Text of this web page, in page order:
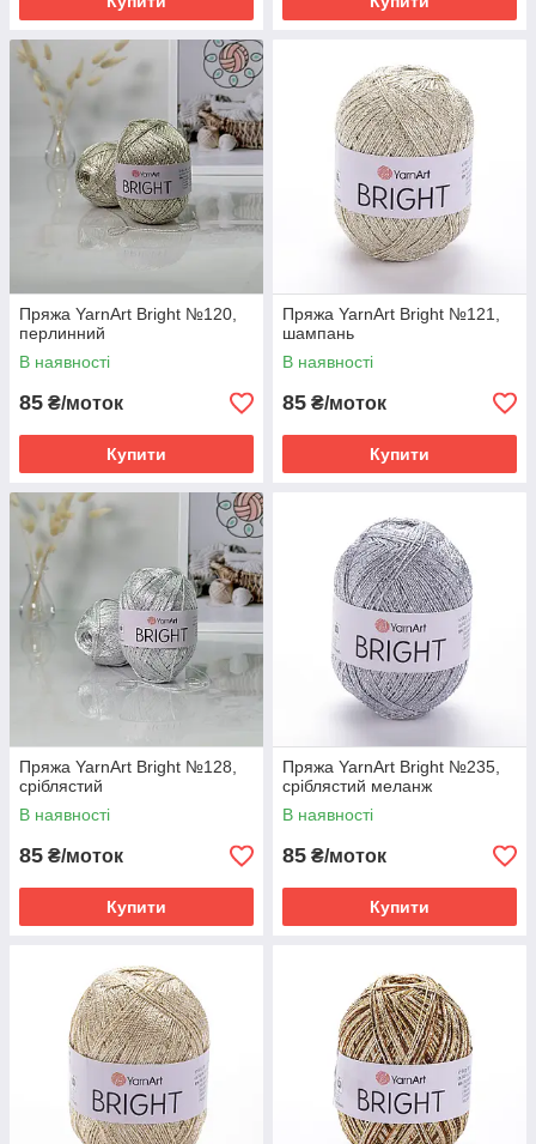
Пряжа YarnArt Bright №120,
перлинний
В наявності
85 ₴/моток
Купити
Пряжа YarnArt Bright №121,
шампань
В наявності
85 ₴/моток
Купити
Пряжа YarnArt Bright №128,
сріблястий
В наявності
85 ₴/моток
Купити
Пряжа YarnArt Bright №235,
сріблястий меланж
В наявності
85 ₴/моток
Купити